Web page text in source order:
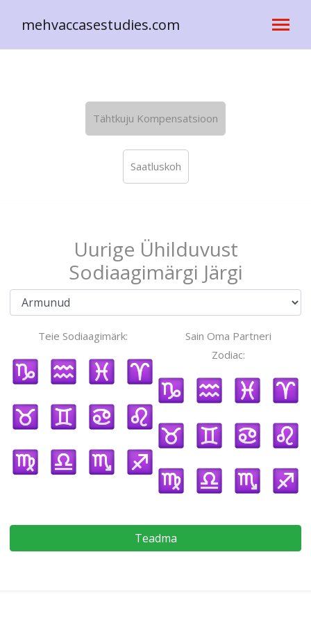
mehvaccasestudies.com
Tähtkuju Kompensatsioon
Saatluskoh
Uurige Ühilduvust
Sodiaagimärgi Järgi
Teie Sodiaagimärk:
Sain Oma Partneri
Zodiac:
Teadma